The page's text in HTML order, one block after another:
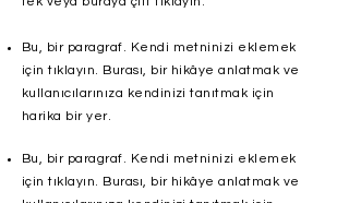
Bu, bir paragraf. Kendi metninizi eklemek
için tıklayın. Burası, bir hikâye anlatmak ve
kullanıcılarınıza kendinizi tanıtmak için
harika bir yer.
Bu, bir paragraf. Kendi metninizi eklemek
için tıklayın. Burası, bir hikâye anlatmak ve